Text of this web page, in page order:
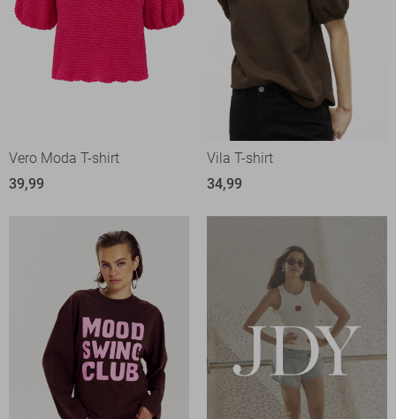
Vero Moda T-shirt
39,99
Vila T-shirt
34,99